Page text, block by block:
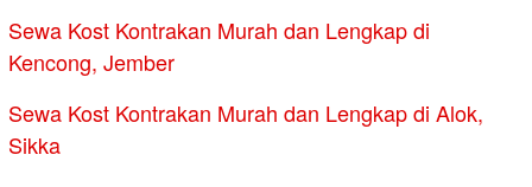
Sewa Kost Kontrakan Murah dan Lengkap di
Kencong, Jember
Sewa Kost Kontrakan Murah dan Lengkap di Alok,
Sikka